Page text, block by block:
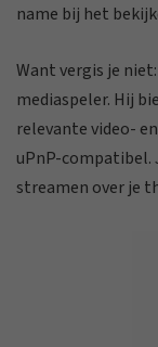
name bij het
Want vergis je
mediaspeler. Hij
relevante video-
uPnP-compatibel.
streamen over je